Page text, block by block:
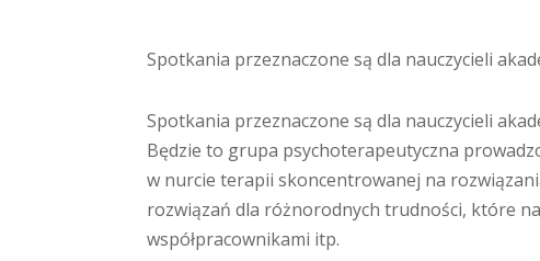
Spotkania przeznaczone są dla nauczycieli
Spotkania przeznaczone są dla nauczycieli
Będzie to grupa psychoterapeutyczna
w nurcie terapii skoncentrowanej na
rozwiązań dla różnorodnych trudności, które
współpracownikami itp.